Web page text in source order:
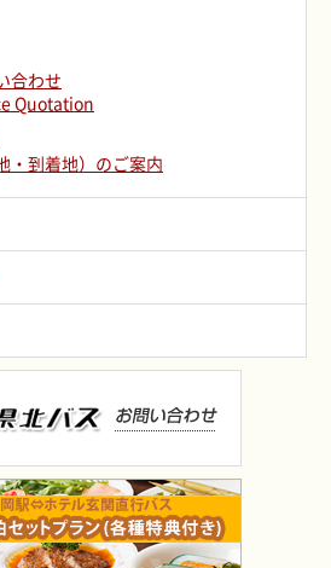
合わせ
Quotation
・到着地）のご案内